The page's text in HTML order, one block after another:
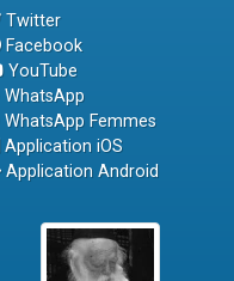
Twitter
Facebook
YouTube
WhatsApp
WhatsApp Femmes
Application iOS
Application Android